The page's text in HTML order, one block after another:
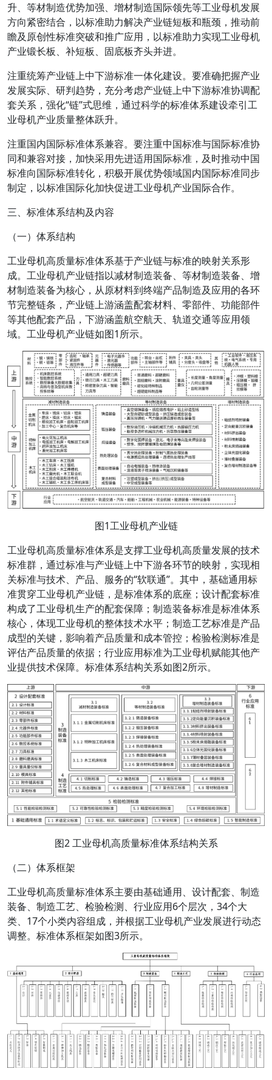
升、等材制造优势加强、增材制造国际领先等工业母机发展
方向紧密结合，以标准助力解决产业链短板和瓶颈，推动前
瞻及原创性标准突破和推广应用，以标准助力实现工业母机
产业锻长板、补短板、固底板齐头并进。
注重统筹产业链上中下游标准一体化建设。要准确把握产业
发展实际、研判趋势，充分考虑产业链上中下游标准协调配
套关系，强化“链”式思维，通过科学的标准体系建设牵引工
业母机产业质量整体跃升。
注重国内国际标准体系兼容。要注重中国标准与国际标准协
同和兼容对接，加快采用先进适用国际标准，及时推动中国
标准向国际标准转化，积极开展优势领域国内国际标准同步
制定，以标准国际化加快促进工业母机产业国际合作。
三、标准体系结构及内容
（一）体系结构
工业母机高质量标准体系基于产业链与标准的映射关系形
成。工业母机产业链指以减材制造装备、等材制造装备、增
材制造装备为核心，从原材料到终端产品制造及应用的各环
节完整链条，产业链上游涵盖配套材料、零部件、功能部件
等其他配套产品，下游涵盖航空航天、轨道交通等应用领
域。工业母机产业链如图1所示。
图1工业母机产业链
工业母机高质量标准体系是支撑工业母机高质量发展的技术
标准群，通过标准与产业链上中下游各环节的映射，实现相
关标准与技术、产品、服务的“软联通”。其中，基础通用标
准贯穿工业母机产业链，是标准体系的底座；设计配套标准
构成了工业母机生产的配套保障；制造装备标准是标准体系
核心，体现工业母机的整体技术水平；制造工艺标准是产品
成型的关键，影响着产品质量和成本管控；检验检测标准是
评估产品质量的依据；行业应用标准为工业母机赋能其他产
业提供技术保障。标准体系结构关系如图2所示。
图2 工业母机高质量标准体系结构关系
（二）体系框架
工业母机高质量标准体系主要由基础通用、设计配套、制造
装备、制造工艺、检验检测、行业应用6个层次，34个大
类、17个小类内容组成，并根据工业母机产业发展进行动态
调整。标准体系框架如图3所示。